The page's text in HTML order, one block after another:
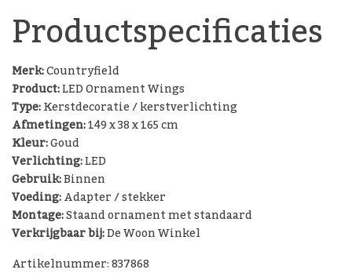
Productspecificaties
Merk:Countryfield
Product:LED Ornament Wings
Type:Kerstdecoratie / kerstverlichting
Afmetingen:149 x 38 x 165 cm
Kleur:Goud
Verlichting:LED
Gebruik:Binnen
Voeding:Adapter / stekker
Montage:Staand ornament met standaard
Verkrijgbaar bij:De Woon Winkel
Artikelnummer: 837868